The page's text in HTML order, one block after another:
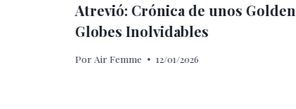
Atrevió: Crónica de unos Golden
Globes Inolvidables
Por Air Femme 12/01/2026